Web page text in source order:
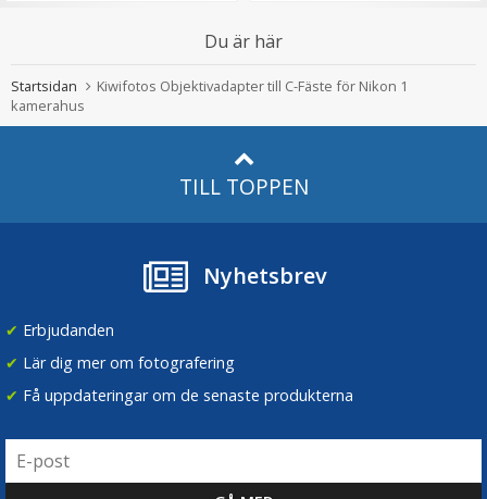
Du är här
Startsidan
Kiwifotos Objektivadapter till C-Fäste för Nikon 1
kamerahus
TILL TOPPEN
Nyhetsbrev
✔ Erbjudanden
✔ Lär dig mer om fotografering
✔ Få uppdateringar om de senaste produkterna